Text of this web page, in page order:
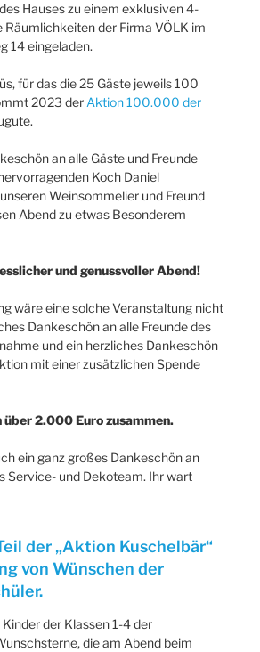
Hauses zu einem exklusiven 4-
Räumlichkeiten der Firma VÖLK im
14 eingeladen.
für das die 25 Gäste jeweils 100
2023 derAktion 100.000 der
an alle Gäste und Freunde
Koch Daniel
Weinsommelier und Freund
Abend zu etwas Besonderem
und genussvoller Abend!
wäre eine solche Veranstaltung nicht
Dankeschön an alle Freunde des
und ein herzliches Dankeschön
mit einer zusätzlichen Spende
über 2.000 Euro zusammen.
ein ganz großes Dankeschön an
Service- und Dekoteam. Ihr wart
der „Aktion Kuschelbär“
von Wünschen der
der Klassen 1-4 der
die am Abend beim